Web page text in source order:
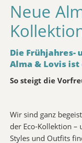
Neue
Die Frühjahres-
Alma & Lovis ist
So steigt die
Wir sind ganz
der Eco-Kollektion –
Styles und Outfits